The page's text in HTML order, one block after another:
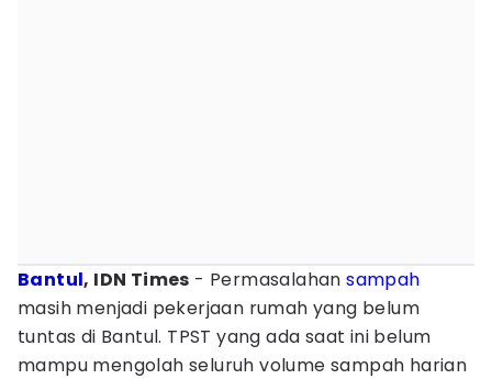
Bantul, IDN Times - Permasalahansampah
masih menjadi pekerjaan rumah yang belum
tuntas di Bantul. TPST yang ada saat ini belum
mampu mengolah seluruh volume sampah harian